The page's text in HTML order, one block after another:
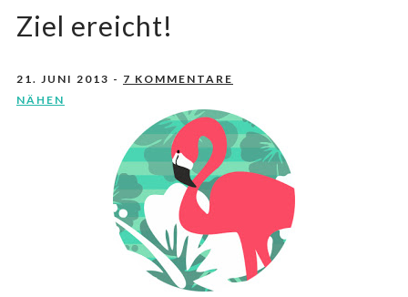
Ziel ereicht!
21. JUNI 2013 - 7 KOMMENTARE
NÄHEN